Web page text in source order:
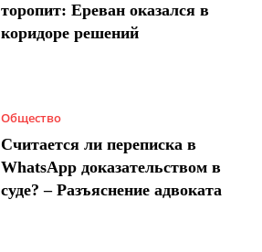
торопит: Ереван оказался в
коридоре решений
Общество
Считается ли переписка в
WhatsApp доказательством в
суде? – Разъяснение адвоката